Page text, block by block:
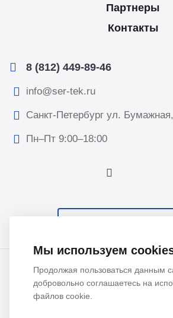
Партнеры
Контакты
8 (812) 449-89-46
info@ser-tek.ru
Санкт-Петербург ул.
Пн–Пт 9:00–18:00
© 2026 Все права защищены. ООО
для исследований и
Мы используем
Продолжая пользоваться данным
добровольно соглашаетесь на
файлов cookie.